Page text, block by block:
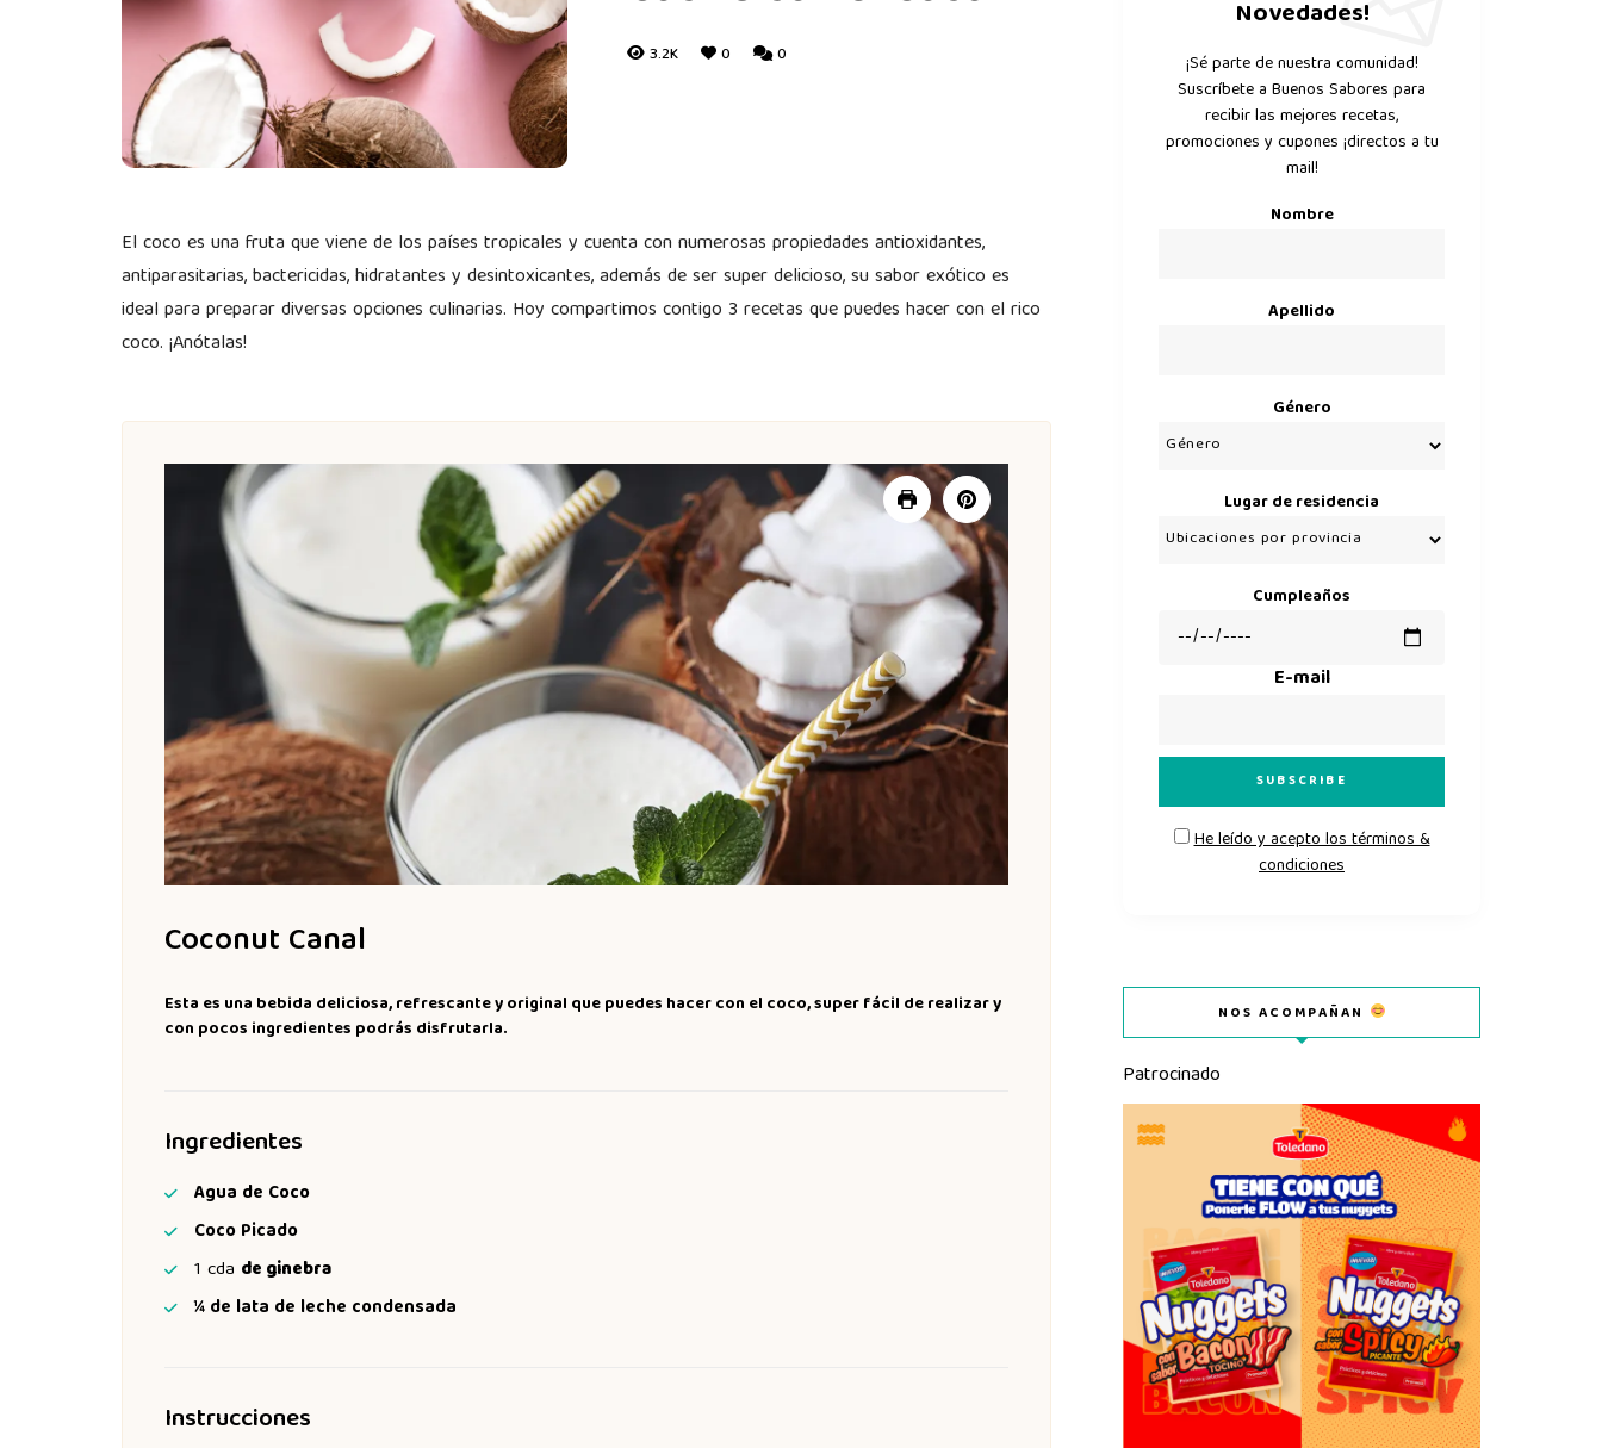
3.2K 0 0
El coco es una fruta que viene de los países tropicales y cuenta con numerosas propiedades antioxidantes,
antiparasitarias, bactericidas, hidratantes y desintoxicantes, además de ser super delicioso, su sabor exótico es
ideal para preparar diversas opciones culinarias. Hoy compartimos contigo 3 recetas que puedes hacer con el rico
coco. ¡Anótalas!
Coconut Canal
Esta es una bebida deliciosa, refrescante y original que puedes hacer con el coco, super fácil de realizar y
con pocos ingredientes podrás disfrutarla.
Ingredientes
Agua de Coco
Coco Picado
1 cda de ginebra
¼de lata de leche condensada
Instrucciones
Novedades!
¡Sé parte de nuestra comunidad!
Suscríbete a Buenos Sabores para
recibir las mejores recetas,
promociones y cupones ¡directos a tu
mail!
Nombre
Apellido
Género
Lugar de residencia
Cumpleaños
E-mail
He leído y acepto los términos &
condiciones
NOS ACOMPAÑAN
Patrocinado